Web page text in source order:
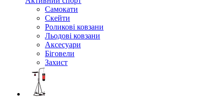
Самокати
Скейти
Роликові ковзани
Льодові ковзани
Аксесуари
Біговели
Захист